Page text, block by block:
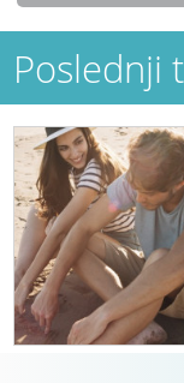
Poslednji